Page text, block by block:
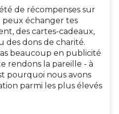
de récompenses sur
échanger tes
des cartes-cadeaux,
des dons de charité.
beaucoup en publicité
rendons la pareille - à
pourquoi nous avons
parmi les plus élevés